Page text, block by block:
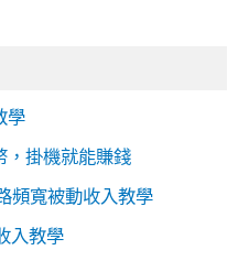
學
掛機就能賺錢
頻寬被動收入教學
入教學